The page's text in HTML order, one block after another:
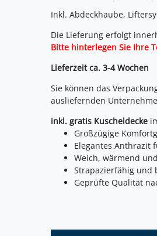
Inkl. Abdeckhaube,
Die Lieferung erfolgt
Bitte hinterlegen Sie Ihre
Lieferzeit ca. 3-4 Wochen
Sie können das
ausliefernden
inkl. gratis Kuscheldecke
Großzügige
Elegantes Anthrazit
Weich, wärmend
Strapazierfähig und
Geprüfte Qualität